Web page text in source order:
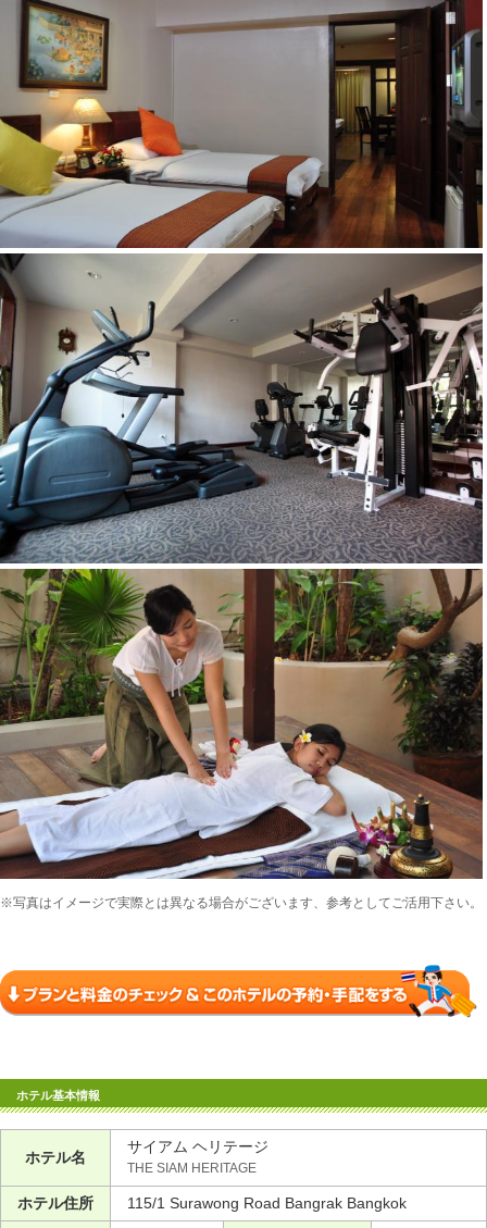
※写真はイメージで実際とは異なる場合がございます、参考としてご活用下さい。
ホテル基本情報
ホテル名
サイアム ヘリテージ
THE SIAM HERITAGE
ホテル住所
115/1 Surawong Road Bangrak Bangkok